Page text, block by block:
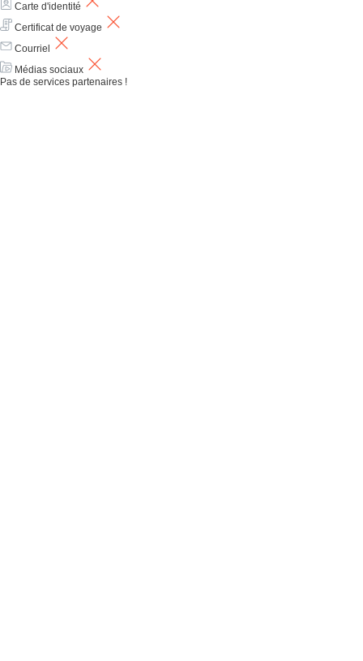
Carte d'identité
Certificat de voyage
Courriel
Médias sociaux
Pas de services partenaires !